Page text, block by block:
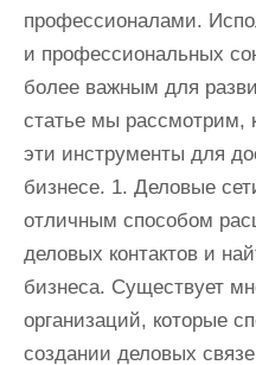
профессионалами.
и профессиональных
более важным для
статье мы рассмотрим,
эти инструменты для
бизнесе. 1. Деловые
отличным способом
деловых контактов и
бизнеса. Существует
организаций, которые
создании деловых